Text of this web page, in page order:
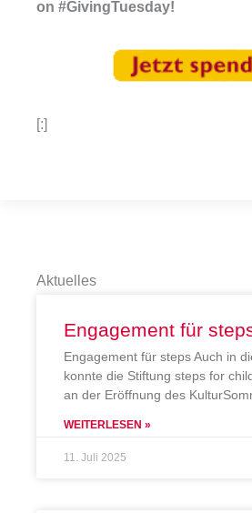
on #GivingTuesday!
[:]
Aktuelles
Engagement für
Engagement für steps Auch in
konnte die Stiftung steps for
an der Eröffnung des
WEITERLESEN »
11. Juli 2025